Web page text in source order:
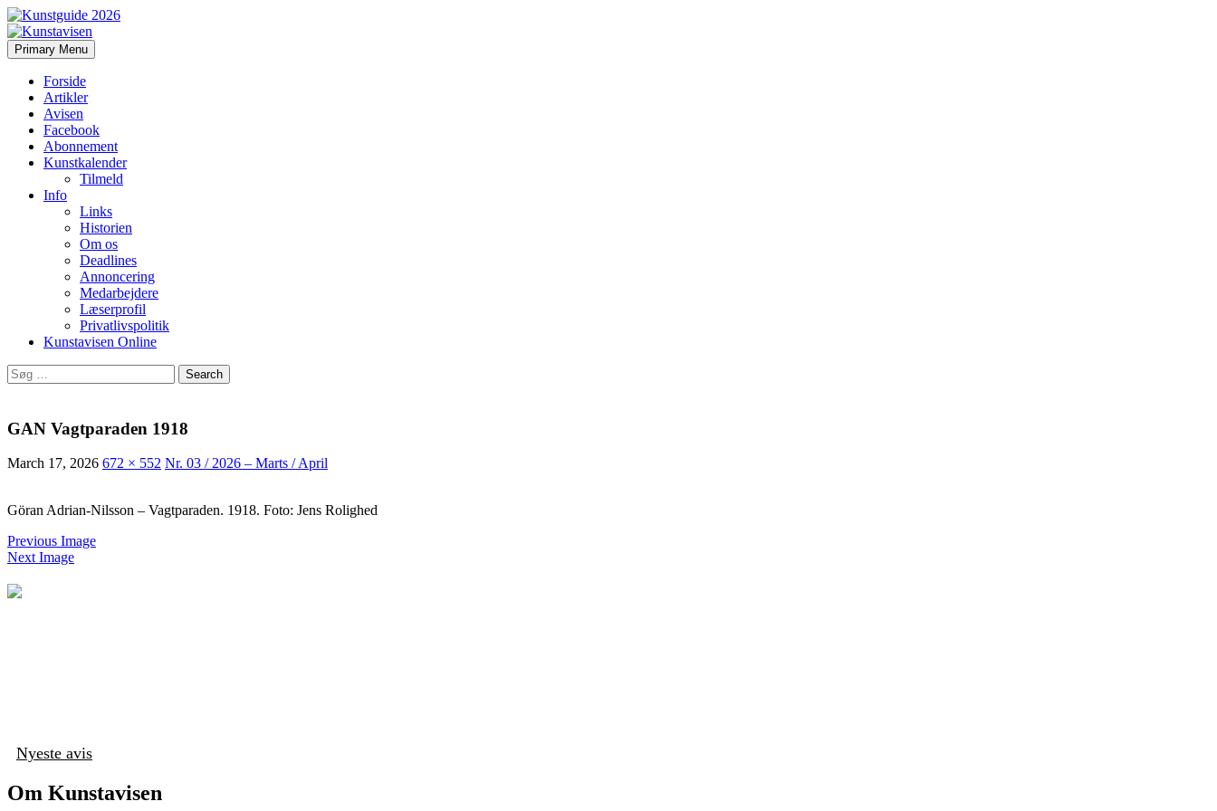
Kunstavisen
Search
Primary Menu Skip
to
Forside
Artikler
Avisen
Facebook
Abonnement
Kunstkalender
Tilmeld
Info
Links
Historien
Om os
Deadlines
Annoncering
Medarbejdere
Læserprofil
Privatlivspolitik
Kunstavisen Online
Search
for:
GAN Vagtparaden 1918
March 17, 2026 672 × 552 Nr. 03 / 2026 – Marts / April
Göran Adrian-Nilsson – Vagtparaden. 1918. Foto: Jens Rolighed
Previous Image
Next Image
Nyeste avis
Om Kunstavisen